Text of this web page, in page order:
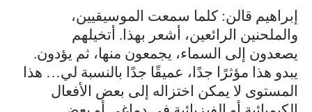
إبراهيم قالن: كلما سمعت الموسيقيين،
والملحنين الرائعين، أشعر بهذا. أتخيلهم
يصعدون إلى السماء، يجمعون منها، ثم يؤدون.
يبدو هذا مؤثرًا جدًا، عميقًا جدًا بالنسبة لي… هذا
المستوى لا يمكن اختزاله إلى بعض الأفعال